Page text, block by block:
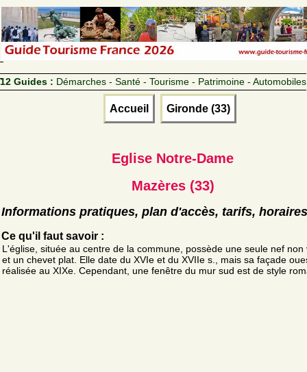
12 Guides : Démarches - Santé - Tourisme - Patrimoine - Automobiles
Accueil Gironde (33)
Eglise Notre-Dame
Mazères (33)
Informations pratiques, plan d'accès, tarifs, horaires
Ce qu'il faut savoir :
L'église, située au centre de la commune, possède une seule nef non
et un chevet plat. Elle date du XVIe et du XVIIe s., mais sa façade
réalisée au XIXe. Cependant, une fenêtre du mur sud est de style